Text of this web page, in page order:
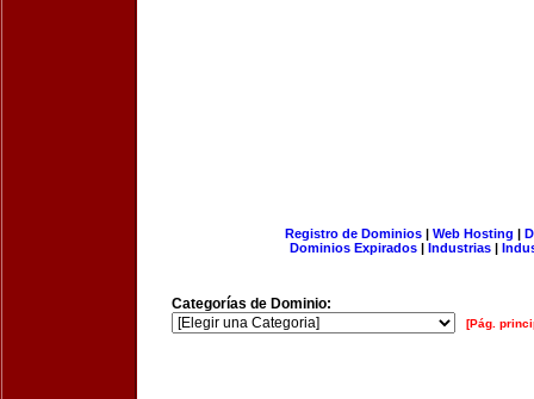
Registro de Dominios| Web Hosting |
Dominios Expirados | Industrias |
Categorías de Dominio:
[Pág.